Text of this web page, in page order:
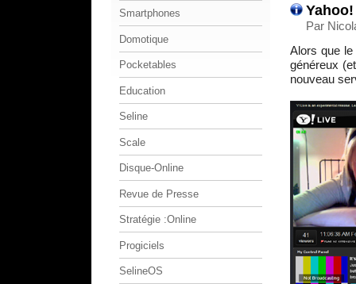
Par
Alors que le
généreux
nouveau
Smartphones
Domotique
Pocketables
Education
Seline
Scale
Disque-Online
Revue de Presse
Stratégie :Online
Progiciels
SelineOS